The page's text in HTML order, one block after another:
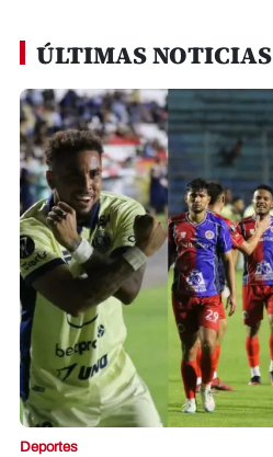
minute,
27 ÚLTIMAS NOTICIAS
Deportes